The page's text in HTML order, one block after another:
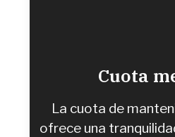
Cuota
La cuota de
ofrece una